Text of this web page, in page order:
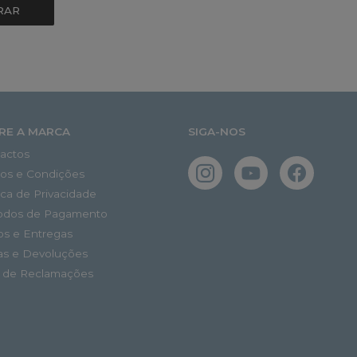
A MARCA
e Condições
de Privacidade
de Pagamento
e Entregas
e Devoluções
de Reclamações
SIGA-NOS